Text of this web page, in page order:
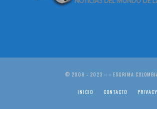
© 2008 - 2023 :: :: ESGRIMA
INICIO CONTACTO